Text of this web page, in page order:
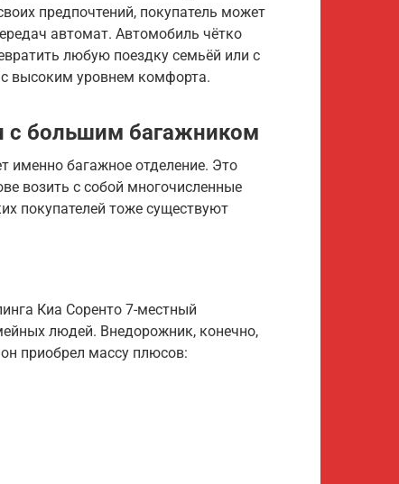
предпочтений, покупатель может
автомат. Автомобиль чётко
любую поездку семьёй или с
высоким уровнем комфорта.
с большим багажником
именно багажное отделение. Это
возить с собой многочисленные
покупателей тоже существуют
Киа Соренто 7-местный
людей. Внедорожник, конечно,
приобрел массу плюсов: